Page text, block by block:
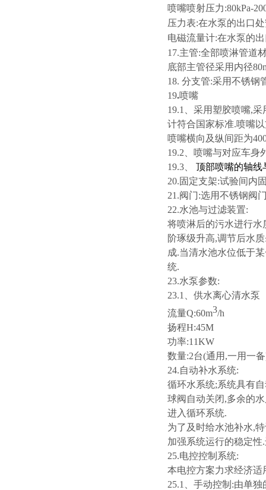
喷嘴喷射压力:80kPa-
压力表:在水泵的出口
电磁流量计:在水泵的
17.主管:全部喷淋管道
底部主管径采用内径
18. 分支管:采用不锈钢
19.喷嘴
19.1、采用塑胶喷嘴,
计符合国家标准.喷嘴
喷嘴横向及纵间距为
19.2、喷嘴与对应车身
19.3、
顶部喷嘴的轴
20.固定支架:试验间内
21.阀门:选用不锈钢阀
22.水池与过滤装置:
将喷淋后的污水进行水
阶琢级升高,调节后水质
成.当清水池水位低于
统.
23.水泵参数:
23.1、供水离心清水泵
流量Q:60m3/h
扬程H:45M
功率:11KW
数量:2台(通用,一用一
24.自动补水系统:
循环水系统;系统具有
球阀自动关闭,多余的
进入循环系统.
为了及时给水池补水,
加强系统运行的稳定
25.电控控制系统:
本电控方案力求经济适
25.1、手动控制:由单